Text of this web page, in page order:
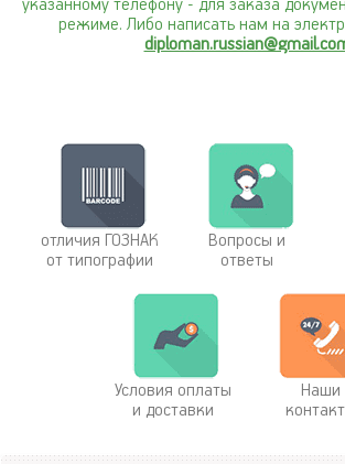
указанному телефону - для заказа
режиме. Либо написать нам на
отличия ГОЗНАК
от типографии
Вопросы и
ответы
Условия оплаты
и доставки
Наши